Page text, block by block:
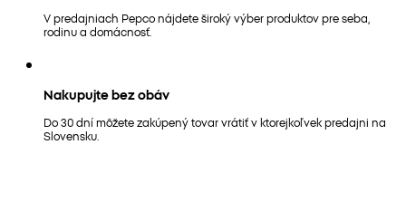
V predajniach Pepco nájdete široký výber produktov pre seba,
rodinu a domácnosť.
Nakupujte bez obáv
Do 30 dní môžete zakúpený tovar vrátiť v ktorejkoľvek predajni na
Slovensku.